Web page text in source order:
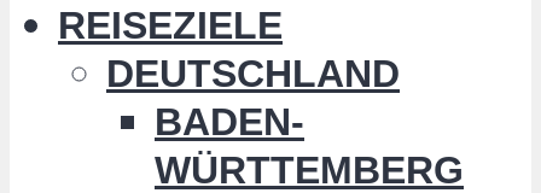
REISEZIELE
DEUTSCHLAND
BADEN-
WÜRTTEMBERG